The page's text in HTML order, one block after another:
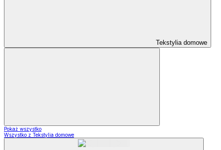
Tekstylia domowe
Pokaż wszystko
Wszystko z Tekstylia domowe